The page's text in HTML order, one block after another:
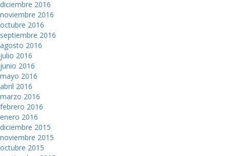
diciembre 2016
noviembre 2016
octubre 2016
septiembre 2016
agosto 2016
julio 2016
junio 2016
mayo 2016
abril 2016
marzo 2016
febrero 2016
enero 2016
diciembre 2015
noviembre 2015
octubre 2015